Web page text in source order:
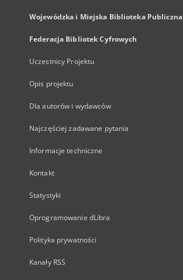
Wojewódzka i Miejska Biblioteka Publiczna
Federacja Bibliotek Cyfrowych
Uczestnicy Projektu
Opis projektu
Dla autorów i wydawców
Najczęściej zadawane pytania
Informacje techniczne
Kontakt
Statystyki
Oprogramowanie dLibra
Polityka prywatności
Kanały RSS